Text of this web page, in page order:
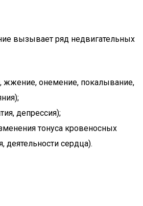
вызывает ряд недвигательных
жжение, онемение, покалывание,
депрессия);
тонуса кровеносных
деятельности сердца).